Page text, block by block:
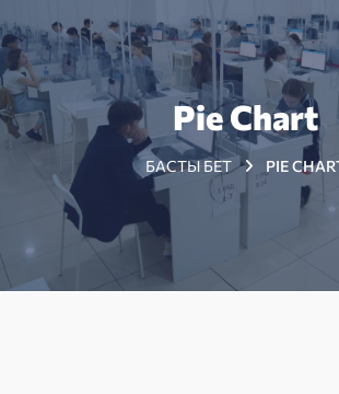
Pie Chart
БАСТЫ БЕТ PIE